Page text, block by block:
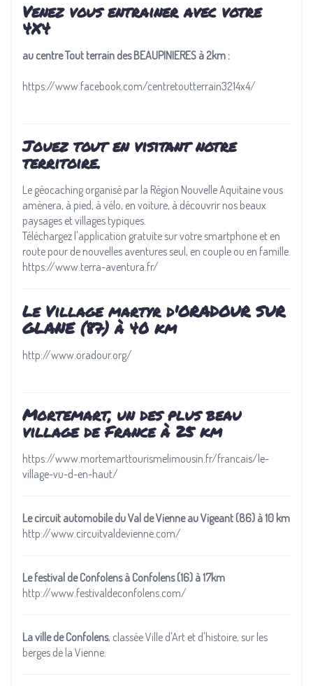
Venez vous entrainer avec votre
4X4
au centre Tout terrain des BEAUPINIERES à 2km :
https://www.facebook.com/centretoutterrain3214x4/
Jouez tout en visitant notre
territoire.
Le géocaching organisé par la Région Nouvelle Aquitaine vous
amènera, à pied, à vélo, en voiture, à découvrir nos beaux
paysages et villages typiques.
Téléchargez l'application gratuite sur votre smartphone et en
route pour de nouvelles aventures seul, en couple ou en famille.
https://www.terra-aventura.fr/
Le Village martyr d'ORADOUR SUR
GLANE (87) à 40 km
http://www.oradour.org/
Mortemart, un des plus beau
village de France à 25 km
https://www.mortemarttourismelimousin.fr/francais/le-
village-vu-d-en-haut/
Le circuit automobile du Val de Vienne au Vigeant (86) à 10 km
http://www.circuitvaldevienne.com/
Le festival de Confolens à Confolens (16) à 17km
http://www.festivaldeconfolens.com/
La ville de Confolens, classée Ville d'Art et d'histoire, sur les
berges de la Vienne.